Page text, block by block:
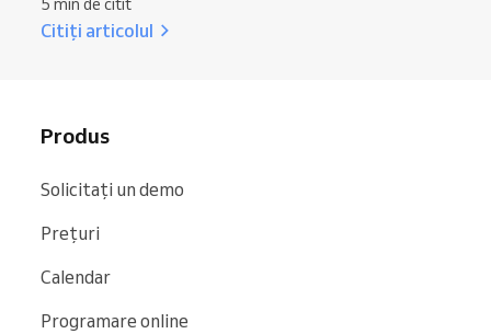
5 min de citit
Citiți articolul
Produs
Solicitați un demo
Prețuri
Calendar
Programare online